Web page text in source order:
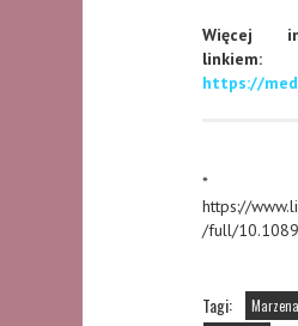
Więcej
linkiem:
https://
*
https://
/full/
Tagi: